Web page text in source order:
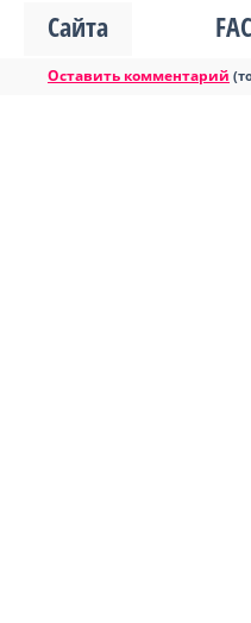
Сайта
Оставить комментарий